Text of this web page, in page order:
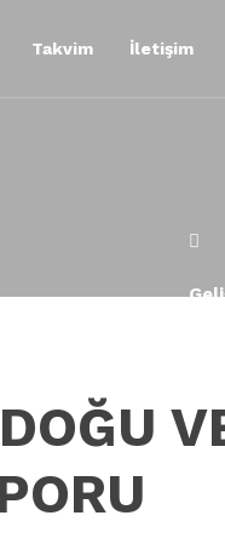
Takvim İletişim